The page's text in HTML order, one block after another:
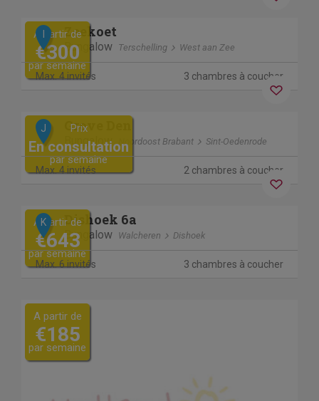
Previous
A partir de
€300
par semaine
Zeekoet
Bungalow Terschelling West aan Zee
Max. 4 invités 3 chambres à coucher
Previous
Prix
En consultation
par semaine
J Grove Den
Bungalow Noordoost Brabant Sint-Oedenrode
Max. 4 invités 2 chambres à coucher
Previous
A partir de
€643
par semaine
K Dishoek 6a
Bungalow Walcheren Dishoek
Max. 6 invités 3 chambres à coucher
A partir de
€185
par semaine